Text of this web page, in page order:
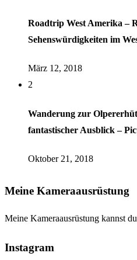
Roadtrip West Amerika –
Sehenswürdigkeiten im
März 12, 2018
2
Wanderung zur
fantastischer Ausblick –
Oktober 21, 2018
Meine Kameraausrüstung
Meine Kameraausrüstung kannst du
Instagram